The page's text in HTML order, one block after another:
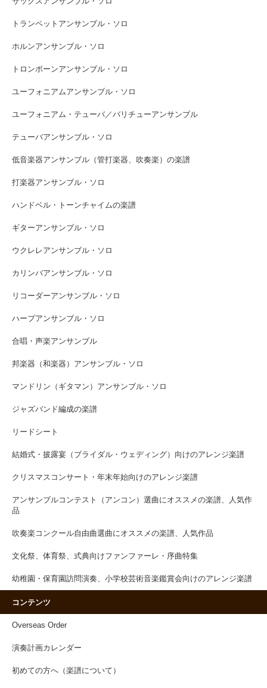
トランペットアンサンブル・ソロ
ホルンアンサンブル・ソロ
トロンボーンアンサンブル・ソロ
ユーフォニアムアンサンブル・ソロ
ユーフォニアム・テューバ／バリチューアンサンブル
テューバアンサンブル・ソロ
低音楽器アンサンブル（管打楽器、吹奏楽）の楽譜
打楽器アンサンブル・ソロ
ハンドベル・トーンチャイムの楽譜
ギターアンサンブル・ソロ
ウクレレアンサンブル・ソロ
カリンバアンサンブル・ソロ
リコーダーアンサンブル・ソロ
ハープアンサンブル・ソロ
合唱・声楽アンサンブル
邦楽器（和楽器）アンサンブル・ソロ
マンドリン（ギタマン）アンサンブル・ソロ
ジャズバンド編成の楽譜
リードシート
結婚式・披露宴（ブライダル・ウェディング）向けのアレンジ楽譜
クリスマスコンサート・年末年始向けのアレンジ楽譜
アンサンブルコンテスト（アンコン）選曲にオススメの楽譜、人気作
品
吹奏楽コンクール自由曲選曲にオススメの楽譜、人気作品
文化祭、体育祭、式典向けファンファーレ・序曲特集
幼稚園・保育園訪問演奏、小学校芸術音楽鑑賞会向けのアレンジ楽譜
コンテンツ
Overseas Order
演奏計画カレンダー
初めての方へ（楽譜について）